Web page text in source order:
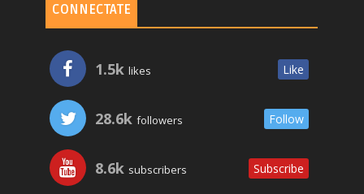
CONNECTATE
1.5k likes Like
28.6k followers Follow
8.6k subscribers Subscribe